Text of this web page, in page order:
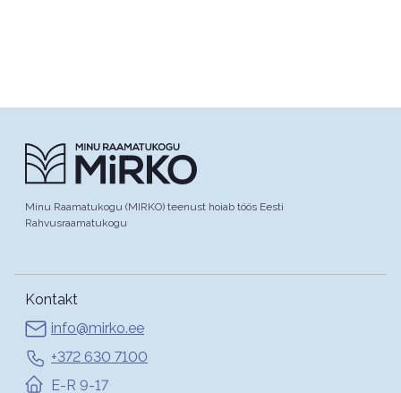
Minu Raamatukogu (MIRKO) teenust hoiab töös Eesti
Rahvusraamatukogu
Kontakt
info@mirko.ee
+372 630 7100
E-R 9-17